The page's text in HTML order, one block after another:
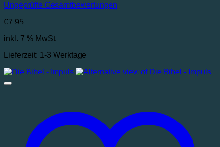
Ungeprüfte Gesamtbewertungen
€7,95
inkl. 7 % MwSt.
Lieferzeit: 1-3 Werktage